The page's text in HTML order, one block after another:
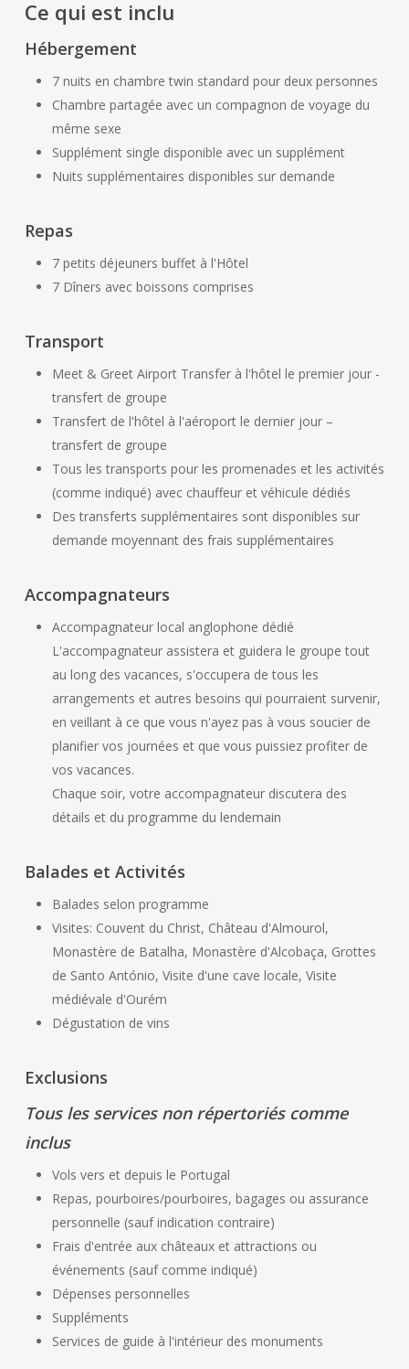
Ce qui est inclu
Hébergement
7 nuits en chambre twin standard pour deux personnes
Chambre partagée avec un compagnon de voyage du
même sexe
Supplément single disponible avec un supplément
Nuits supplémentaires disponibles sur demande
Repas
7 petits déjeuners buffet à l'Hôtel
7 Dîners avec boissons comprises
Transport
Meet & Greet Airport Transfer à l'hôtel le premier jour -
transfert de groupe
Transfert de l'hôtel à l'aéroport le dernier jour –
transfert de groupe
Tous les transports pour les promenades et les activités
(comme indiqué) avec chauffeur et véhicule dédiés
Des transferts supplémentaires sont disponibles sur
demande moyennant des frais supplémentaires
Accompagnateurs
Accompagnateur local anglophone dédié
L'accompagnateur assistera et guidera le groupe tout
au long des vacances, s'occupera de tous les
arrangements et autres besoins qui pourraient survenir,
en veillant à ce que vous n'ayez pas à vous soucier de
planifier vos journées et que vous puissiez profiter de
vos vacances.
Chaque soir, votre accompagnateur discutera des
détails et du programme du lendemain
Balades et Activités
Balades selon programme
Visites: Couvent du Christ, Château d'Almourol,
Monastère de Batalha, Monastère d'Alcobaça, Grottes
de Santo António, Visite d'une cave locale, Visite
médiévale d'Ourém
Dégustation de vins
Exclusions
Tous les services non répertoriés comme
inclus
Vols vers et depuis le Portugal
Repas, pourboires/pourboires, bagages ou assurance
personnelle (sauf indication contraire)
Frais d'entrée aux châteaux et attractions ou
événements (sauf comme indiqué)
Dépenses personnelles
Suppléments
Services de guide à l'intérieur des monuments